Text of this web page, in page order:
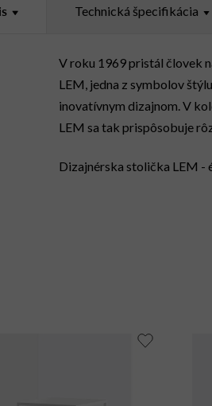
Technická špecifikácia
V roku 1969 pristál človek
LEM, jedna z symbolov
inovatívnym dizajnom. V
LEM sa tak prispôsobuje
Dizajnérska stolička LEM -